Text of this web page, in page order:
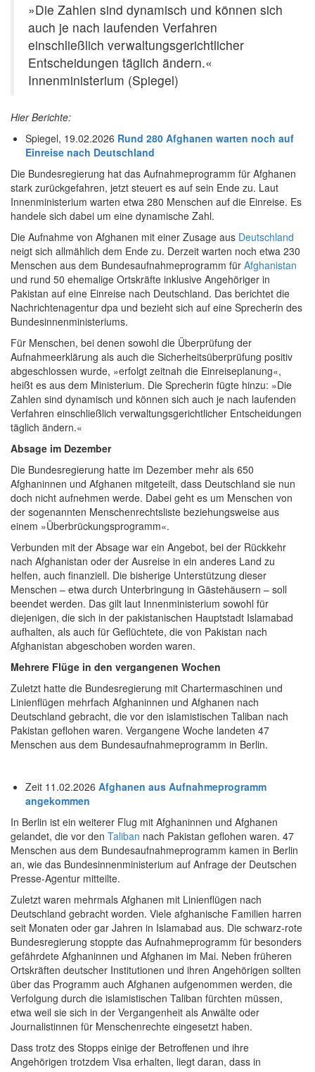
»Die Zahlen sind dynamisch und können sich
auch je nach laufenden Verfahren
einschließlich verwaltungsgerichtlicher
Entscheidungen täglich ändern.«
Innenministerium (Spiegel)
Hier Berichte:
Spiegel, 19.02.2026 Rund 280 Afghanen warten noch auf
Einreise nach Deutschland
Die Bundesregierung hat das Aufnahmeprogramm für Afghanen
stark zurückgefahren, jetzt steuert es auf sein Ende zu. Laut
Innenministerium warten etwa 280 Menschen auf die Einreise. Es
handele sich dabei um eine dynamische Zahl.
Die Aufnahme von Afghanen mit einer Zusage aus Deutschland
neigt sich allmählich dem Ende zu. Derzeit warten noch etwa 230
Menschen aus dem Bundesaufnahmeprogramm für Afghanistan
und rund 50 ehemalige Ortskräfte inklusive Angehöriger in
Pakistan auf eine Einreise nach Deutschland. Das berichtet die
Nachrichtenagentur dpa und bezieht sich auf eine Sprecherin des
Bundesinnenministeriums.
Für Menschen, bei denen sowohl die Überprüfung der
Aufnahmeerklärung als auch die Sicherheitsüberprüfung positiv
abgeschlossen wurde, »erfolgt zeitnah die Einreiseplanung«,
heißt es aus dem Ministerium. Die Sprecherin fügte hinzu: »Die
Zahlen sind dynamisch und können sich auch je nach laufenden
Verfahren einschließlich verwaltungsgerichtlicher Entscheidungen
täglich ändern.«
Absage im Dezember
Die Bundesregierung hatte im Dezember mehr als 650
Afghaninnen und Afghanen mitgeteilt, dass Deutschland sie nun
doch nicht aufnehmen werde. Dabei geht es um Menschen von
der sogenannten Menschenrechtsliste beziehungsweise aus
einem »Überbrückungsprogramm«.
Verbunden mit der Absage war ein Angebot, bei der Rückkehr
nach Afghanistan oder der Ausreise in ein anderes Land zu
helfen, auch finanziell. Die bisherige Unterstützung dieser
Menschen – etwa durch Unterbringung in Gästehäusern – soll
beendet werden. Das gilt laut Innenministerium sowohl für
diejenigen, die sich in der pakistanischen Hauptstadt Islamabad
aufhalten, als auch für Geflüchtete, die von Pakistan nach
Afghanistan abgeschoben worden waren.
Mehrere Flüge in den vergangenen Wochen
Zuletzt hatte die Bundesregierung mit Chartermaschinen und
Linienflügen mehrfach Afghaninnen und Afghanen nach
Deutschland gebracht, die vor den islamistischen Taliban nach
Pakistan geflohen waren. Vergangene Woche landeten 47
Menschen aus dem Bundesaufnahmeprogramm in Berlin.
Zeit 11.02.2026 Afghanen aus Aufnahmeprogramm
angekommen
In Berlin ist ein weiterer Flug mit Afghaninnen und Afghanen
gelandet, die vor den Taliban nach Pakistan geflohen waren. 47
Menschen aus dem Bundesaufnahmeprogramm kamen in Berlin
an, wie das Bundesinnenministerium auf Anfrage der Deutschen
Presse-Agentur mitteilte.
Zuletzt waren mehrmals Afghanen mit Linienflügen nach
Deutschland gebracht worden. Viele afghanische Familien harren
seit Monaten oder gar Jahren in Islamabad aus. Die schwarz-rote
Bundesregierung stoppte das Aufnahmeprogramm für besonders
gefährdete Afghaninnen und Afghanen im Mai. Neben früheren
Ortskräften deutscher Institutionen und ihren Angehörigen sollten
über das Programm auch Afghanen aufgenommen werden, die
Verfolgung durch die islamistischen Taliban fürchten müssen,
etwa weil sie sich in der Vergangenheit als Anwälte oder
Journalistinnen für Menschenrechte eingesetzt haben.
Dass trotz des Stopps einige der Betroffenen und ihre
Angehörigen trotzdem Visa erhalten, liegt daran, dass in